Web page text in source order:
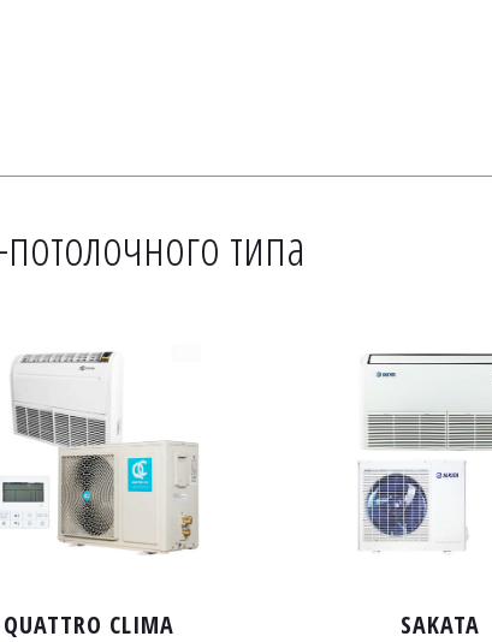
типа
QUATTRO CLIMA SAKATA